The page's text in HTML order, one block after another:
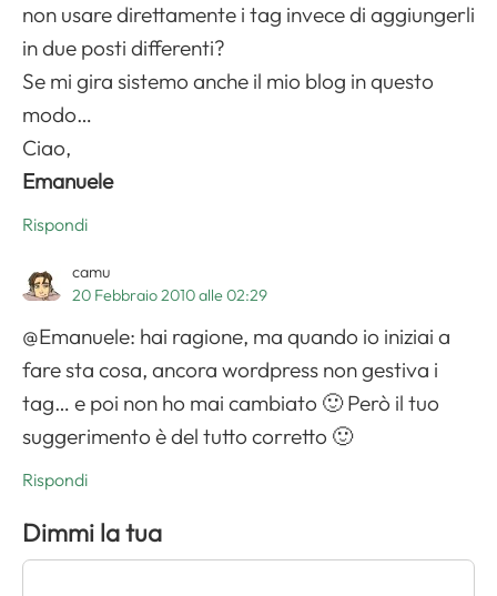
non usare direttamente i tag invece di aggiungerli
in due posti differenti?
Se mi gira sistemo anche il mio blog in questo
modo…
Ciao,
Emanuele
Rispondi
camu
20 Febbraio 2010 alle 02:29
@Emanuele: hai ragione, ma quando io iniziai a
fare sta cosa, ancora wordpress non gestiva i
tag… e poi non ho mai cambiato 🙂 Però il tuo
suggerimento è del tutto corretto 🙂
Rispondi
Dimmi la tua